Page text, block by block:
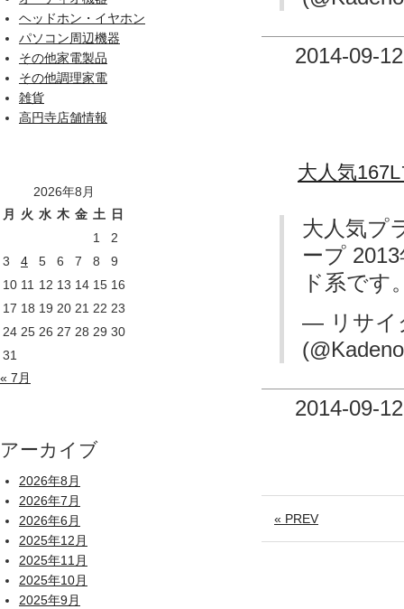
2014-09-12
大人気
大人気プ
ープ
ド系です
— リサイ
2014-09-12
« PREV
ヘッドホン・イヤホン
パソコン周辺機器
その他家電製品
その他調理家電
雑貨
高円寺店舗情報
2026年8月
月
火 水 木 金 土 日
1
2
3
4 5 6 7 8
9
10 11 12 13 14 15 16
17 18 19 20 21 22 23
24 25 26 27 28 29 30
31
« 7月
アーカイブ
2026年8月
2026年7月
2026年6月
2025年12月
2025年11月
2025年10月
2025年9月